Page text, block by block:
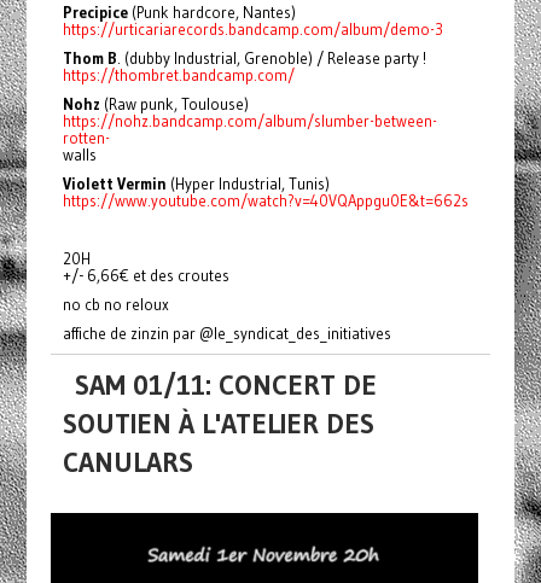
Precipice(Punk hardcore, Nantes)
https://urticariarecords.bandcamp.com/album/demo-3
Thom B . (dubby Industrial, Grenoble) / Release party !
https://thombret.bandcamp.com/
Nohz (Raw punk, Toulouse)
https://nohz.bandcamp.com/album/slumber-between-
rotten-
walls
Violett Vermin (Hyper Industrial, Tunis)
https://www.youtube.com/watch?v=40VQAppgu0E&t=662s
20H
+/- 6,66€ et des croutes
no cb no reloux
affiche de zinzin par @le_syndicat_des_initiatives
SAM 01/11: CONCERT DE
SOUTIEN À L'ATELIER DES
CANULARS